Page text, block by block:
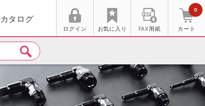
カタログ
ログイン お気に入り FAX用紙 カート
0